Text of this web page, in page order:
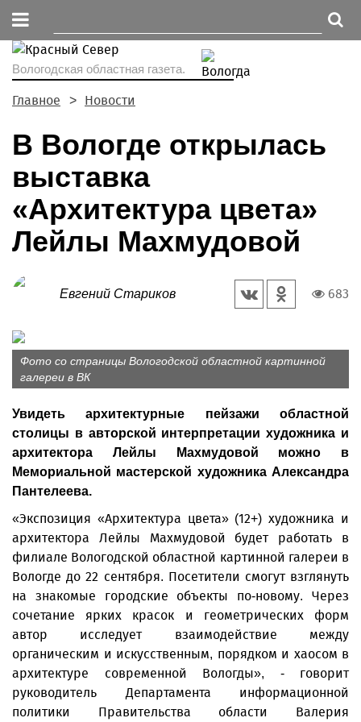
Вологодская областная газета.
Главное Новости
В Вологде открылась
выставка
«Архитектура цвета»
Лейлы Махмудовой
Евгений Стариков 683
Фото со страницы Вологодской областной картинной
галереи в ВК
Увидеть архитектурные пейзажи областной
столицы в авторской интерпретации художника и
архитектора Лейлы Махмудовой можно в
Мемориальной мастерской художника Александра
Пантелеева.
«Экспозиция «Архитектура цвета» (12+) художника и
архитектора Лейлы Махмудовой будет работать в
филиале Вологодской областной картинной галереи в
Вологде до 22 сентября. Посетители смогут взглянуть
на знакомые городские объекты по-новому. Через
сочетание ярких красок и геометрических форм
автор исследует взаимодействие между
органическим и искусственным, порядком и хаосом в
архитектуре современной Вологды», - говорит
руководитель Департамента информационной
политики Правительства области Валерия